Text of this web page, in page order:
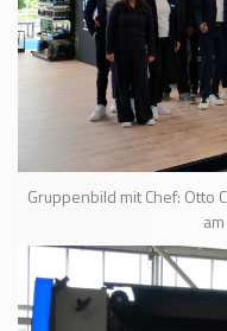
Gruppenbild mit Chef: Otto